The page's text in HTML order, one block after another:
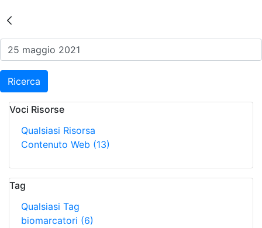
Risultati della Ricerca -
Ricerca
Voci Risorse
Qualsiasi Risorsa
Contenuto Web (13)
Tag
Qualsiasi Tag
biomarcatori (6)